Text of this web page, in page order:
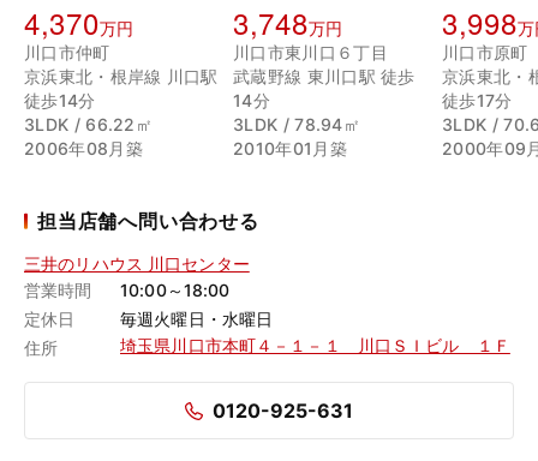
4,370万円
川口市仲町
京浜東北・根岸線 川口駅
徒歩14分
3LDK / 66.22㎡
2006年08月築
3,748万円
川口市東川口６丁目
武蔵野線 東川口駅 徒歩
14分
3LDK / 78.94㎡
2010年01月築
3,998万
川口市原町
京浜東北・
徒歩17分
3LDK /
2000年09
担当店舗へ問い合わせる
三井のリハウス 川口センター
営業時間
10:00～18:00
定休日
毎週火曜日・水曜日
住所
埼玉県川口市本町４－１－１ 川口ＳＩビル １Ｆ
0120-925-631